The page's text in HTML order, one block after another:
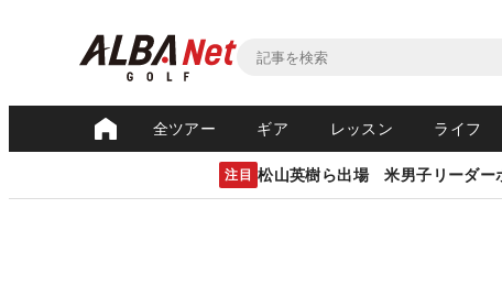
全ツアー ギア レッスン ライフ
注目 松山英樹ら出場 米男子リーダー